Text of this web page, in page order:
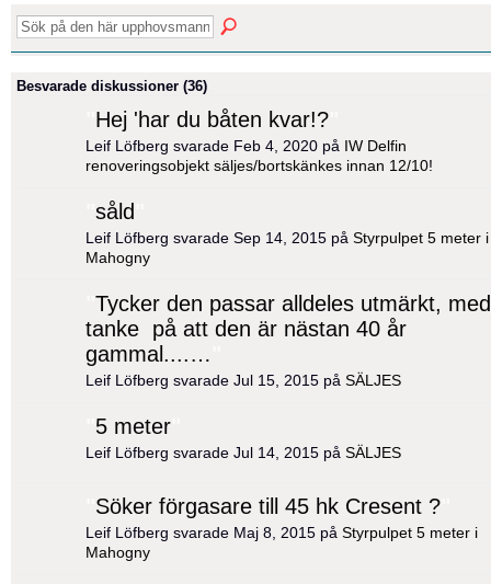
Besvarade diskussioner (36)
Hej 'har du båten kvar!?
Leif Löfberg svarade Feb 4, 2020 på IW Delfin
renoveringsobjekt säljes/bortskänkes innan 12/10!
såld
Leif Löfberg svarade Sep 14, 2015 på Styrpulpet 5 meter i
Mahogny
Tycker den passar alldeles utmärkt, med
tanke på att den är nästan 40 år
gammal....…
Leif Löfberg svarade Jul 15, 2015 på SÄLJES
5 meter
Leif Löfberg svarade Jul 14, 2015 på SÄLJES
Söker förgasare till 45 hk Cresent ?
Leif Löfberg svarade Maj 8, 2015 på Styrpulpet 5 meter i
Mahogny